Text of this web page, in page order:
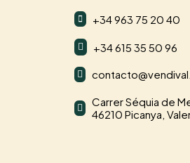
 +34 963 75 20 40
 +34 615 35 50 96


Carrer Séquia de
46210 Picanya,